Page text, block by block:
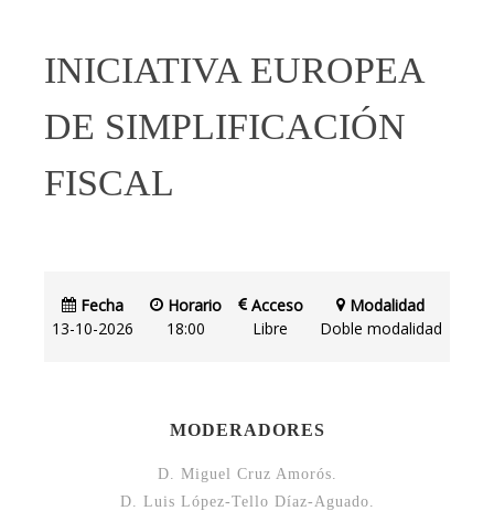
INICIATIVA EUROPEA
DE SIMPLIFICACIÓN
FISCAL
Fecha
13-10-2026
Horario
18:00
Acceso
Libre
Modalidad
Doble modalidad
MODERADORES
D. Miguel Cruz Amorós.
D. Luis López-Tello Díaz-Aguado.